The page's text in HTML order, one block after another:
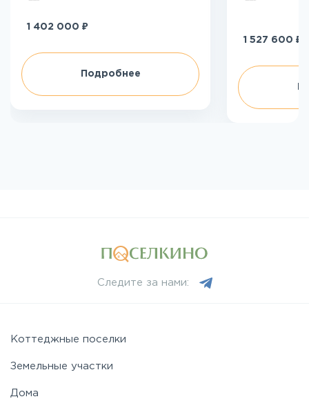
1 402 000 ₽
Подробнее
1 527 600 ₽
Следите за нами:
Коттеджные поселки
Земельные участки
Дома